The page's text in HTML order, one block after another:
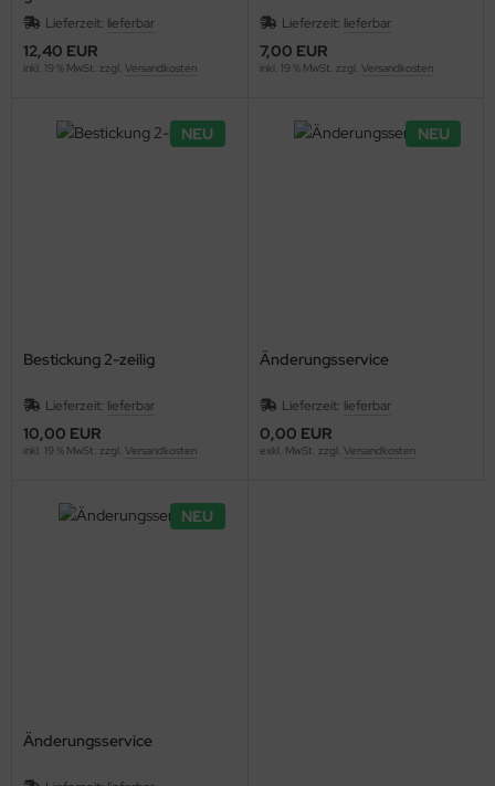
Lieferzeit: lieferbar
12,40 EUR
inkl. 19 % MwSt. zzgl. Versandkosten
Lieferzeit: lieferbar
7,00 EUR
inkl. 19 % MwSt. zzgl. Versandkosten
NEU
Bestickung 2-zeilig
Lieferzeit: lieferbar
10,00 EUR
inkl. 19 % MwSt. zzgl. Versandkosten
NEU
Änderungsservice
Lieferzeit: lieferbar
0,00 EUR
exkl. MwSt. zzgl. Versandkosten
NEU
Änderungsservice